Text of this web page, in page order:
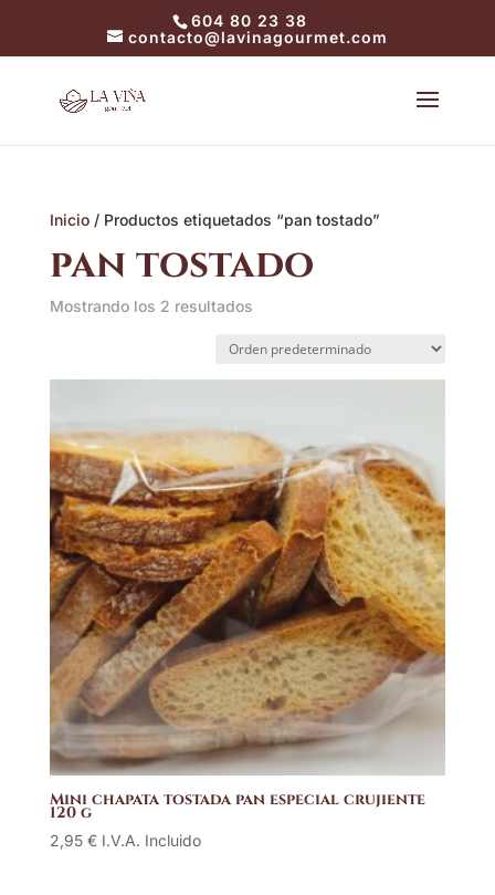
604 80 23 38
contacto@lavinagourmet.com
Inicio/ Productos etiquetados “pan tostado”
pan tostado
Mostrando los 2 resultados
Mini chapata tostada pan especial crujiente
120 g
2,95 € I.V.A. Incluido